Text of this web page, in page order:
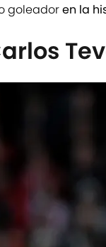
goleadoren la